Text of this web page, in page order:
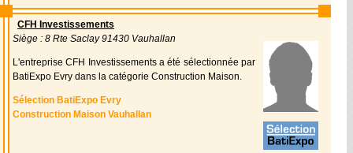
CFH Investissements
Siège : 8 Rte Saclay 91430 Vauhallan
L'entreprise CFH Investissements a été sélectionnée par
BatiExpo Evry dans la catégorie Construction Maison.
Sélection BatiExpo Evry
Construction Maison Vauhallan